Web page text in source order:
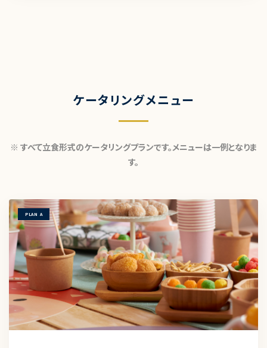
ケータリングメニュー
※ すべて立食形式のケータリングプランです。メニューは一例となりま
す。
PLAN A